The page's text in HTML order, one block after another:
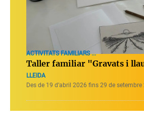
ACTIVITATS FAMILIARS ...
Taller familiar "Gravats i
LLEIDA
Des de 19 d’abril 2026 fins 29 de setembre